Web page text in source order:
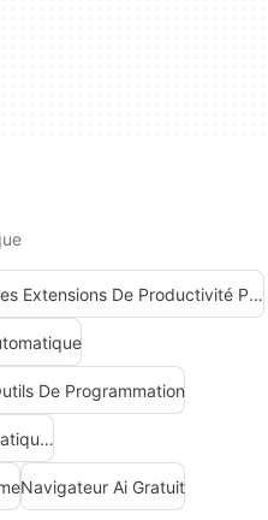
Meilleures Extensions De Productivité Pour Chrome
De Programmation
Meilleure Extension D'achat Automatique Pour Chrome
Navigateur Ai Gratuit